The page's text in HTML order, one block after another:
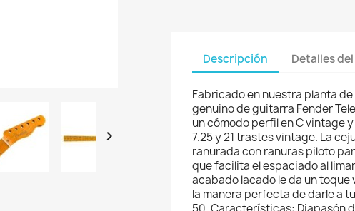

Descripción Detalles
Fabricado en nuestra planta
genuino de guitarra Fender
un cómodo perfil en C vintage
7.25 y 21 trastes vintage. La
ranurada con ranuras piloto
que facilita el espaciado al
acabado lacado le da un
la manera perfecta de darle a